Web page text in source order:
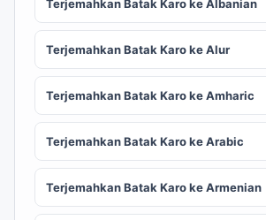
Terjemahkan Batak Karo ke Albanian
Terjemahkan Batak Karo ke Alur
Terjemahkan Batak Karo ke Amharic
Terjemahkan Batak Karo ke Arabic
Terjemahkan Batak Karo ke Armenian